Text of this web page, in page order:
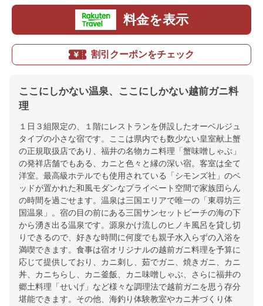
料金を表示
割引クーポンをチェック
ここにしかない温泉、ここにしかない越前ガニ料
理
１日３組限定の、１階にレストランを併設したオーベルジュ
タイプの小さな宿です。ここは県内でも数少ない皇室献上蟹
の正規取扱店であり、福井の名物カニ料理「蟹味噌しゃぶ」
の発祥店舗でもある、カニと色々と縁の深い宿。客室は全て
洋室。最高級ホテルでも使用されている「シモンズ社」のベ
ッドが置かれた和風モダンなプライベート空間で家族団らん
の時間を過ごせます。温泉は三国エリアで唯一の「東尋坊三
国温泉」。宿の目の前にある三国サンセットビーチの海の下
から湧き出る温泉です。源泉かけ流しのヒノキ風呂を貸し切
りできるので、好きな時間に何度でも親子水入らずの入浴を
満喫できます。食事は宿オリジナルの越前ガニ料理を予算に
応じて提供しており、カニ刺し、茹でガニ、焼きガニ、カニ
丼、カニちらし、カニ釜飯、カニ味噌しゃぶ、さらに福井の
郷土料理「せいげ」など様々な調理法で越前ガニを思う存分
堪能できます。その他、海釣り体験教室やカニ丼づくり体